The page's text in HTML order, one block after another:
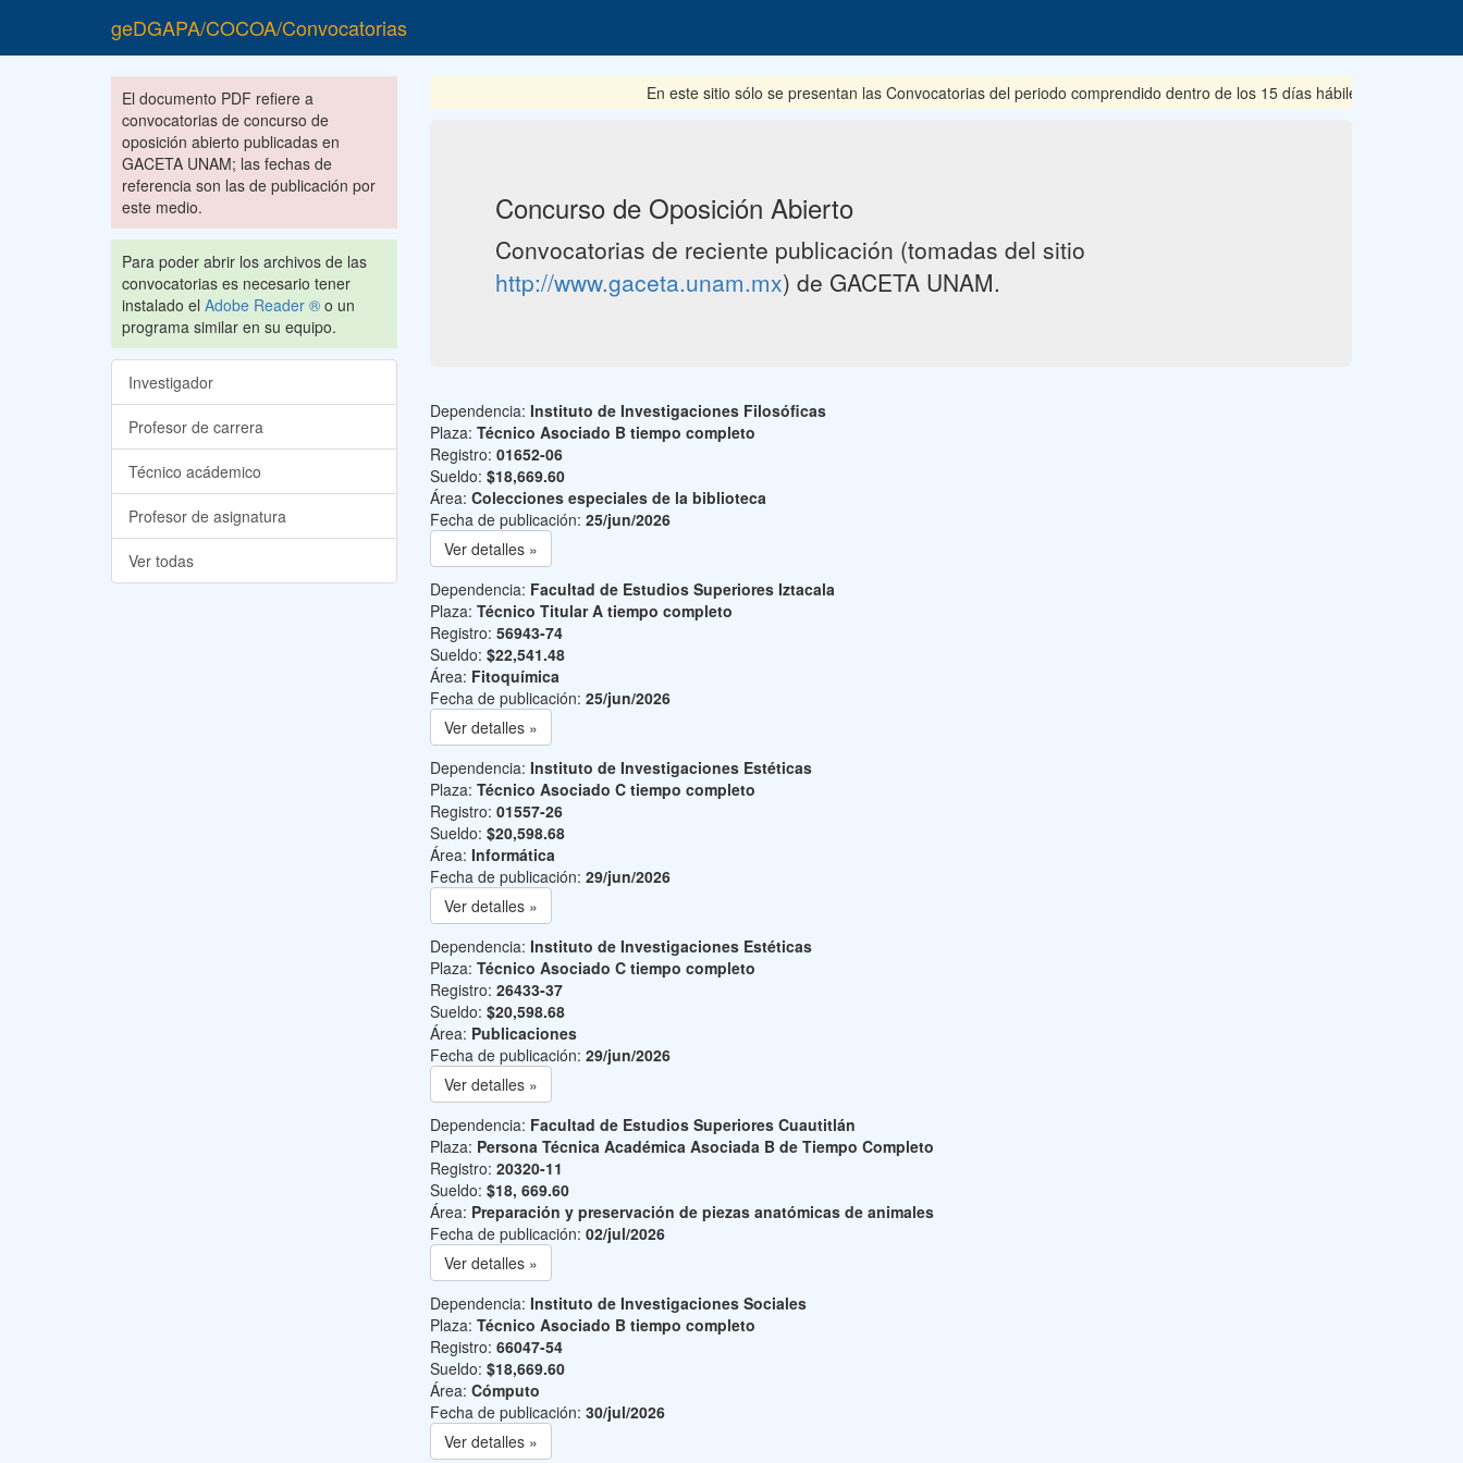
geDGAPA/COCOA/Convocatorias
El documento PDF refiere a
convocatorias de concurso de
oposición abierto publicadas en
GACETA UNAM; las fechas de
referencia son las de publicación por
este medio.
Para poder abrir los archivos de las
convocatorias es necesario tener
instalado el Adobe Reader ® o un
programa similar en su equipo.
Investigador
Profesor de carrera
Técnico acádemico
Profesor de asignatura
Ver todas
En este sitio sólo se presentan las Convocatorias del periodo comprendido dentro de los 15 días hábiles posteriores a
Concurso de Oposición Abierto
Convocatorias de reciente publicación (tomadas del sitio
http://www.gaceta.unam.mx) de GACETA UNAM.
Dependencia: Instituto de Investigaciones Filosóficas
Plaza: Técnico Asociado B tiempo completo
Registro: 01652-06
Sueldo: $18,669.60
Área: Colecciones especiales de la biblioteca
Fecha de publicación: 25/jun/2026
Ver detalles »
Dependencia: Facultad de Estudios Superiores Iztacala
Plaza: Técnico Titular A tiempo completo
Registro: 56943-74
Sueldo: $22,541.48
Área: Fitoquímica
Fecha de publicación: 25/jun/2026
Ver detalles »
Dependencia: Instituto de Investigaciones Estéticas
Plaza: Técnico Asociado C tiempo completo
Registro: 01557-26
Sueldo: $20,598.68
Área: Informática
Fecha de publicación: 29/jun/2026
Ver detalles »
Dependencia: Instituto de Investigaciones Estéticas
Plaza: Técnico Asociado C tiempo completo
Registro: 26433-37
Sueldo: $20,598.68
Área: Publicaciones
Fecha de publicación: 29/jun/2026
Ver detalles »
Dependencia: Facultad de Estudios Superiores Cuautitlán
Plaza: Persona Técnica Académica Asociada B de Tiempo Completo
Registro: 20320-11
Sueldo: $18, 669.60
Área: Preparación y preservación de piezas anatómicas de animales
Fecha de publicación: 02/jul/2026
Ver detalles »
Dependencia: Instituto de Investigaciones Sociales
Plaza: Técnico Asociado B tiempo completo
Registro: 66047-54
Sueldo: $18,669.60
Área: Cómputo
Fecha de publicación: 30/jul/2026
Ver detalles »